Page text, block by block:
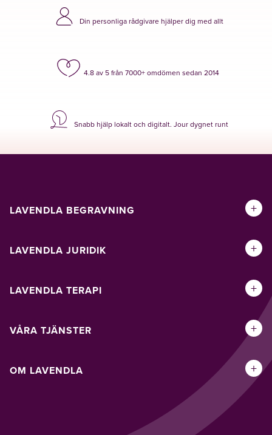
Din personliga rådgivare hjälper dig med allt
4.8 av 5 från 7000+ omdömen sedan 2014
Snabb hjälp lokalt och digitalt. Jour dygnet runt
LAVENDLA BEGRAVNING +
LAVENDLA JURIDIK +
LAVENDLA TERAPI +
VÅRA TJÄNSTER +
OM LAVENDLA +